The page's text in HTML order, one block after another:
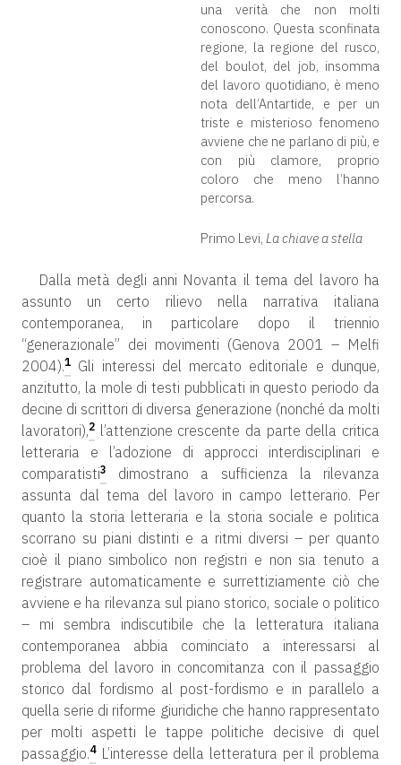
una verità che non molti
conoscono. Questa sconfinata
regione, la regione del rusco,
del boulot, del job, insomma
del lavoro quotidiano, è meno
nota dell’Antartide, e per un
triste e misterioso fenomeno
avviene che ne parlano di più, e
con più clamore, proprio
coloro che meno l’hanno
percorsa.
Primo Levi, La chiave a stella
Dalla metà degli anni Novanta il tema del lavoro ha
assunto un certo rilievo nella narrativa italiana
contemporanea, in particolare dopo il triennio
“generazionale” dei movimenti (Genova 2001 – Melfi
2004).1 Gli interessi del mercato editoriale e dunque,
anzitutto, la mole di testi pubblicati in questo periodo da
decine di scrittori di diversa generazione (nonché da molti
lavoratori),2 l’attenzione crescente da parte della critica
letteraria e l’adozione di approcci interdisciplinari e
comparatisti3
dimostrano a sufficienza la rilevanza
assunta dal tema del lavoro in campo letterario. Per
quanto la storia letteraria e la storia sociale e politica
scorrano su piani distinti e a ritmi diversi – per quanto
cioè il piano simbolico non registri e non sia tenuto a
registrare automaticamente e surrettiziamente ciò che
avviene e ha rilevanza sul piano storico, sociale o politico
– mi sembra indiscutibile che la letteratura italiana
contemporanea abbia cominciato a interessarsi al
problema del lavoro in concomitanza con il passaggio
storico dal fordismo al post-fordismo e in parallelo a
quella serie di riforme giuridiche che hanno rappresentato
per molti aspetti le tappe politiche decisive di quel
passaggio.4L’interesse della letteratura per il problema